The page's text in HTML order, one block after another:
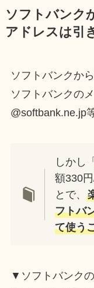
ソフトバンク
アドレスは引
ソフトバンクか
ソフトバンクの
@softbank.ne.jp等
しかし「
額330
とで、
フトバ
て使う
▼ソフトバンク